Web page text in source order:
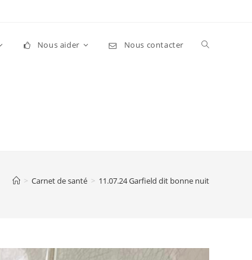
Nous aider Nous contacter Toggle
> Carnet de santé > 11.07.24 Garfield dit bonne nuit